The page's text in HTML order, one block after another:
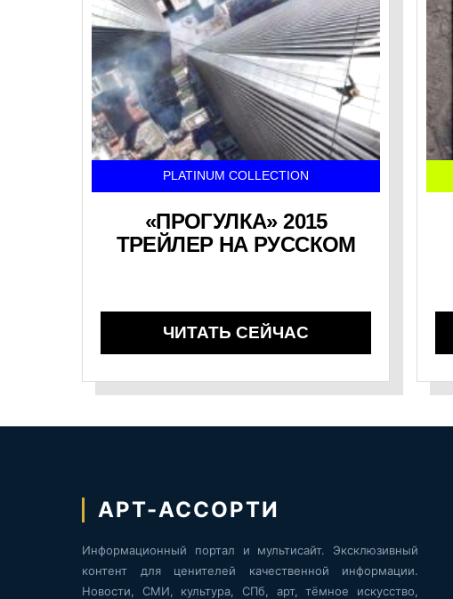
PLATINUM COLLECTION
«ПРОГУЛКА» 2015
ТРЕЙЛЕР НА РУССКОМ
ЧИТАТЬ СЕЙЧАС
АРТ-АССОРТИ
Информационный портал и мультисайт. Эксклюзивный
контент для ценителей качественной информации.
Новости, СМИ, культура, СПб, арт, тёмное искусство,